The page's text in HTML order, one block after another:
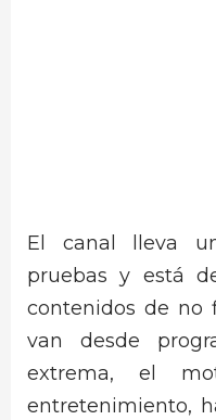
El canal lleva
pruebas y está
contenidos de no
van desde
extrema, el
entretenimiento,